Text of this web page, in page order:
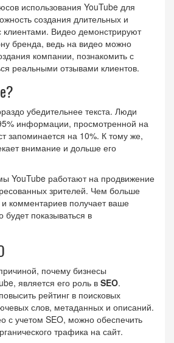
использования YouTube для
создания длительных и
клиентами. Видео демонстрируют
бренда, ведь на видео можно
компании, познакомить с
реальными отзывами клиентов.
убедительнее текста. Люди
информации, просмотренной на
запоминается на 10%. К тому же,
внимание и дольше его
YouTube работают на продвижение
зрителей. Чем больше
комментариев получает ваше
показываться в
почему бизнесы
является его роль в SEO.
рейтинг в поисковых
слов, метаданных и описаний.
с учетом SEO, можно обеспечить
трафика на сайт.